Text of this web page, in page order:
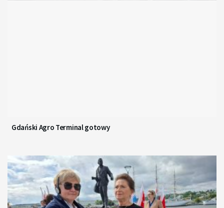
Gdański Agro Terminal gotowy